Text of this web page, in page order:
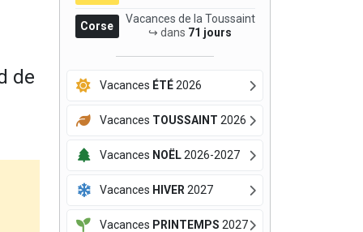
de
Corse
Vacances de la Toussaint
↪ dans 71 jours
Vacances ÉTÉ2026
Vacances TOUSSAINT 2026
Vacances NOËL2026-2027
Vacances HIVER 2027
Vacances PRINTEMPS 2027